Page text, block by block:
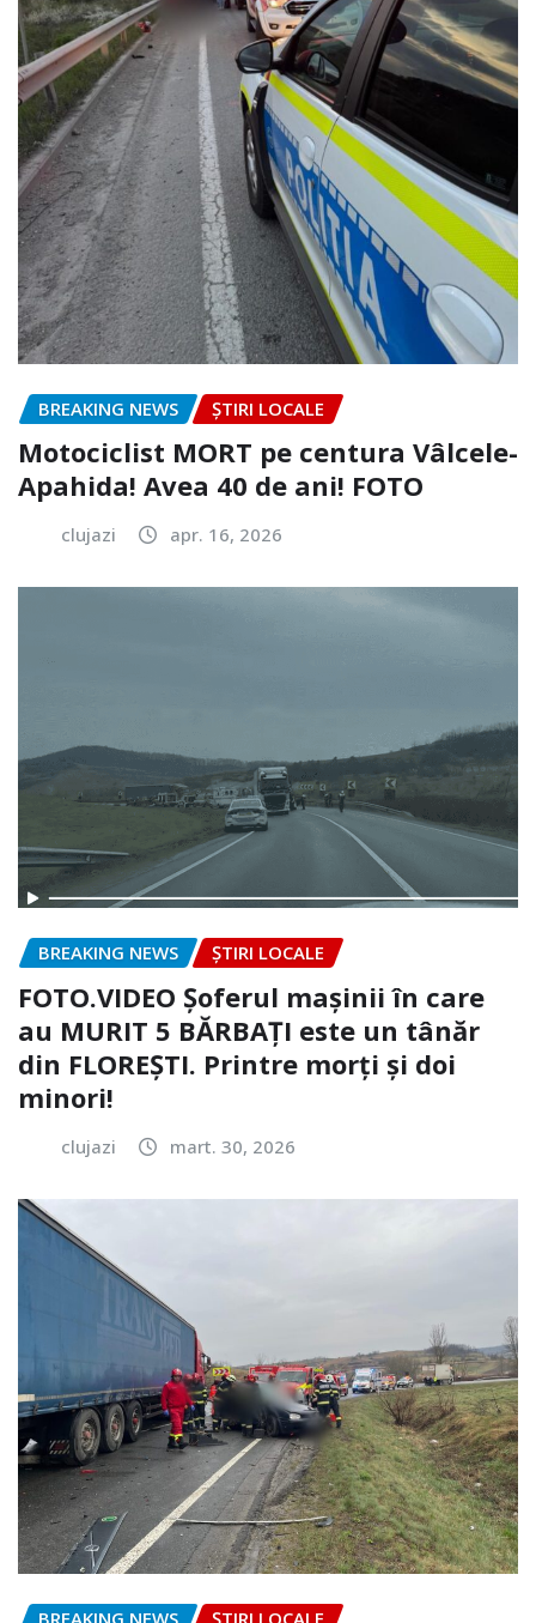
BREAKING NEWS ȘTIRI LOCALE
Motociclist MORT pe centura Vâlcele-
Apahida! Avea 40 de ani! FOTO
clujazi apr. 16, 2026
BREAKING NEWS ȘTIRI LOCALE
FOTO.VIDEO Șoferul mașinii în care
au MURIT 5 BĂRBAȚI este un tânăr
din FLOREȘTI. Printre morți și doi
minori!
clujazi mart. 30, 2026